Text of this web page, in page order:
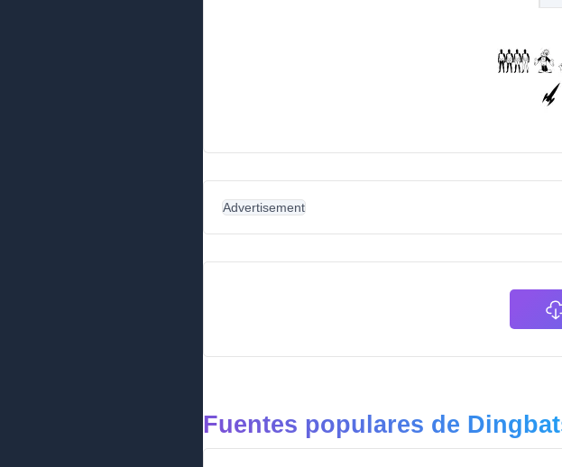
Advertisement
Fuentes populares de